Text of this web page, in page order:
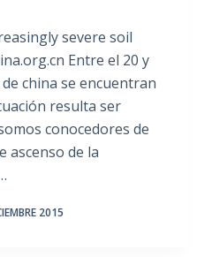
severe soil
Entre el 20 y
china se encuentran
resulta ser
conocedores de
ascenso de la
2015